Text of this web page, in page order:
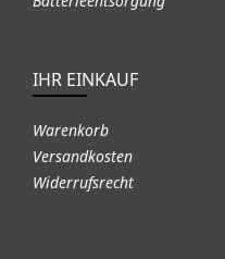
IHR EINKAUF
Warenkorb
Versandkosten
Widerrufsrecht